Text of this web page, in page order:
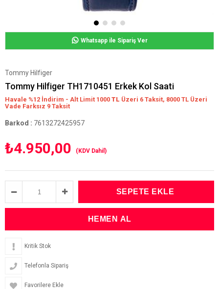
Whatsapp ile Sipariş Ver
Tommy Hilfiger
Tommy Hilfiger TH1710451 Erkek Kol Saati
Havale %12 İndirim - Alt Limit 1000 TL Üzeri 6 Taksit, 8000 TL Üzeri
Vade Farksız 9 Taksit
Barkod : 7613272425957
₺4.950,00 (KDV Dahil)
Kritik Stok
Telefonla Sipariş
Favorilere Ekle